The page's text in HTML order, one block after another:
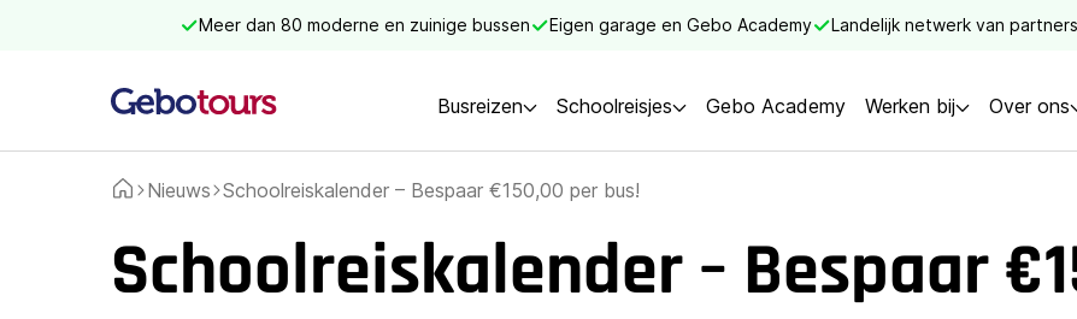
Meer dan 80 moderne en zuinige bussen Eigen garage en Gebo Academy Landelijk netwerk van partners
Busreizen Schoolreisjes Gebo Academy Werken bij Over ons
HomeNieuws Schoolreiskalender – Bespaar €150,00 per bus!
Schoolreiskalender – Bespaar